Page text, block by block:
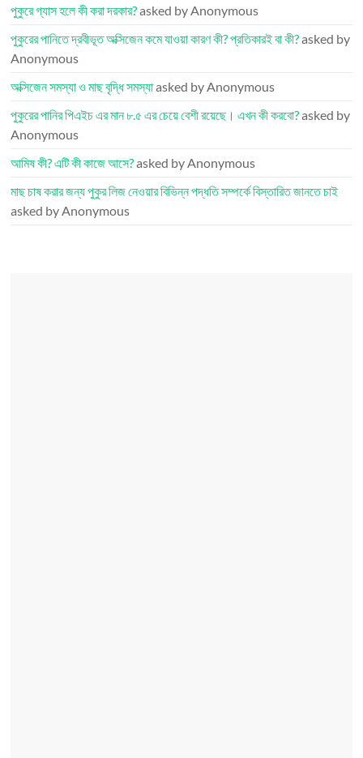
পুকুরে গ্যাস হলে কী করা দরকার?asked by Anonymous
পুকুরের পানিতে দ্রবীভূত অক্সিজেন কমে যাওয়া কারণ কী? প্রতিকারই বা কী?asked by
Anonymous
অক্সিজেন সমস্যা ও মাছ বৃদ্ধি সমস্যাasked by Anonymous
পুকুরের পানির পিএইচ এর মান ৮.৫ এর চেয়ে বেশী রয়েছে। এখন কী করবো?asked by
Anonymous
আমিষ কী? এটি কী কাজে আসে?asked by Anonymous
মাছ চাষ করার জন্য পুকুর লিজ নেওয়ার বিভিন্ন পদ্ধতি সম্পর্কে বিস্তারিত জানতে চাই
asked by Anonymous